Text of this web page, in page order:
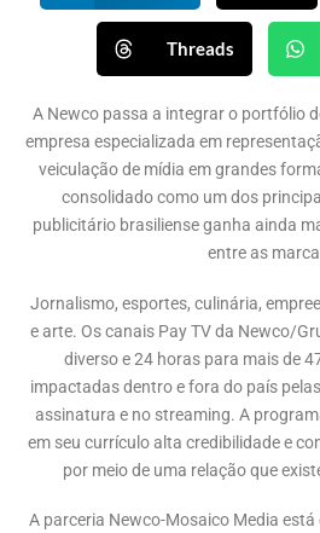
Threads
A Newco passa a integrar o portfólio
empresa especializada em
veiculação de mídia em grandes
consolidado como um dos
publicitário brasiliense ganha ainda
entre as
Jornalismo, esportes, culinária,
e arte. Os canais Pay TV da Newco/
diverso e 24 horas para mais de
impactadas dentro e fora do país
assinatura e no streaming. A
em seu currículo alta credibilidade e
por meio de uma relação que
A parceria Newco-Mosaico Media